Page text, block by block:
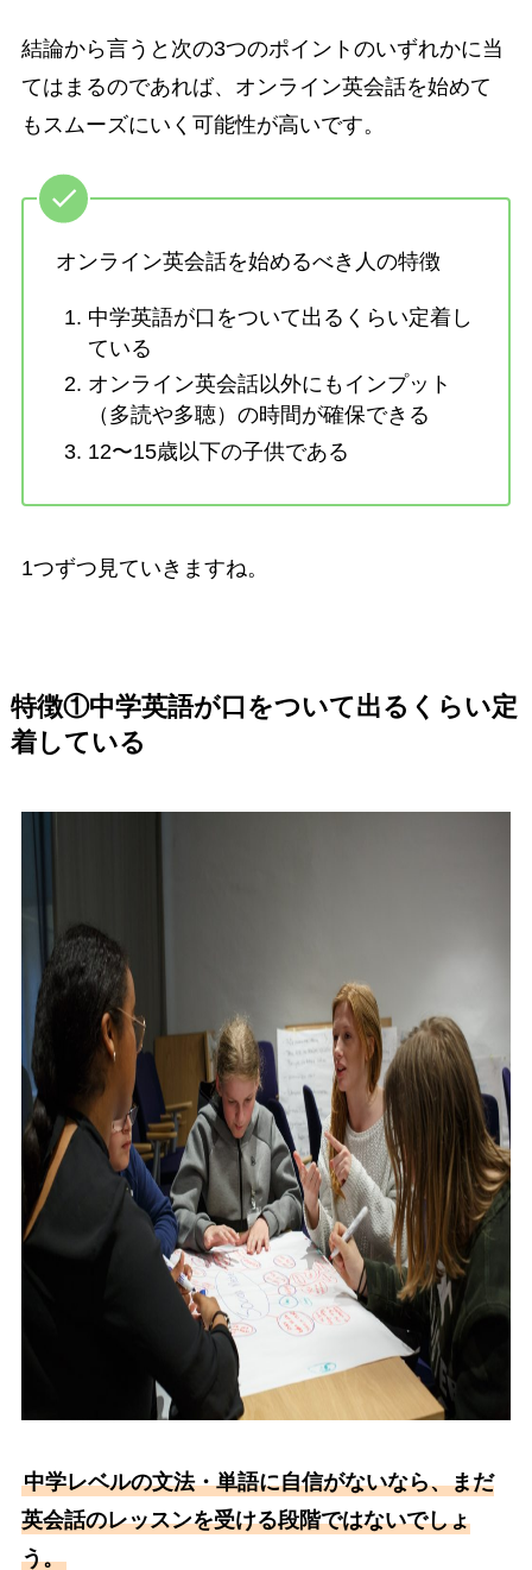
結論から言うと次の3つのポイントのいずれかに当
てはまるのであれば、オンライン英会話を始めて
もスムーズにいく可能性が高いです。
オンライン英会話を始めるべき人の特徴
中学英語が口をついて出るくらい定着し
ている
オンライン英会話以外にもインプット
（多読や多聴）の時間が確保できる
12〜15歳以下の子供である
1つずつ見ていきますね。
特徴①中学英語が口をついて出るくらい定
着している
中学レベルの文法・単語に自信がないなら、まだ
英会話のレッスンを受ける段階ではないでしょ
う。